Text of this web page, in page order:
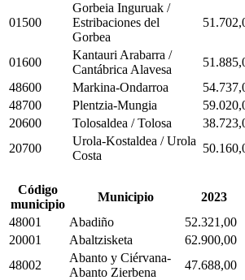
01500
Gorbeia Inguruak /
Estribaciones del
Gorbea
01600
Kantauri Arabarra /
Cantábrica Alavesa
48600
Markina-Ondarroa
48700
Plentzia-Mungia
20600
Tolosaldea / Tolosa
20700
Urola-Kostaldea / Urola
Costa
Código
municipio
Municipio 2023
48001
Abadiño 52.321,00
20001
Abaltzisketa 62.900,00
48002
Abanto y Ciérvana-
Abanto Zierbena
47.688,00